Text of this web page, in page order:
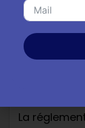
: le
vigilant
La